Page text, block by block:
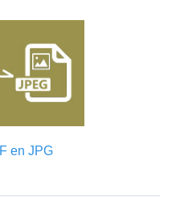
en JPG